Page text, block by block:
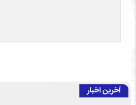
آخرین اخبار